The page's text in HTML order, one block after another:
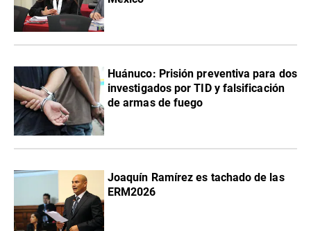
Huánuco: Prisión preventiva para dos
investigados por TID y falsificación
de armas de fuego
Joaquín Ramírez es tachado de las
ERM2026